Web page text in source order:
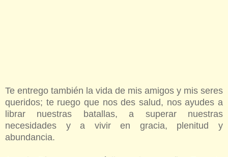
Te entrego también la vida de mis amigos y mis seres
queridos; te ruego que nos des salud, nos ayudes a
librar nuestras batallas, a superar nuestras
necesidades y a vivir en gracia, plenitud y
abundancia.